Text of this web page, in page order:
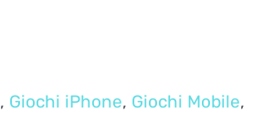
, Giochi iPhone, Giochi Mobile,